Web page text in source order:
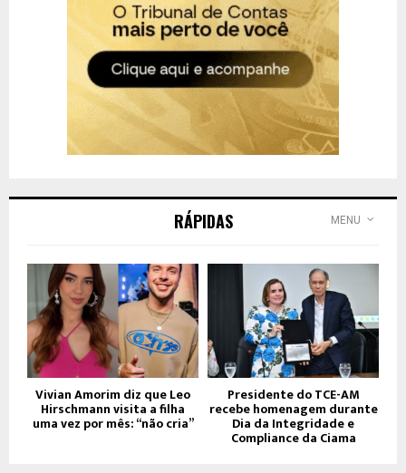
RÁPIDAS MENU
Vivian Amorim diz que Leo
Hirschmann visita a filha
uma vez por mês: “não cria”
Presidente do TCE-AM
recebe homenagem durante
Dia da Integridade e
Compliance da Ciama